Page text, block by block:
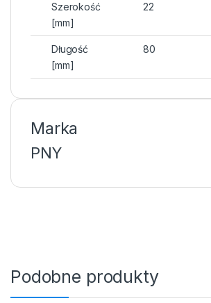
Szerokość
[mm]
22
Długość
[mm]
80
Marka
PNY
Podobne produkty